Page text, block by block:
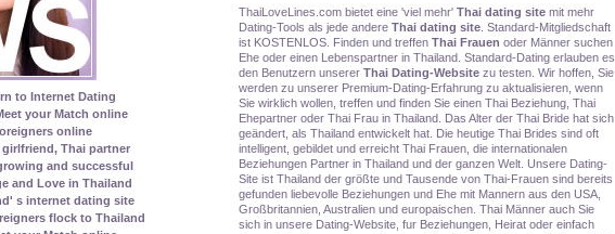
to Internet Dating
your Match online
online
Thai partner
and successful
and Love in Thailand
s internet dating site
flock to Thailand
ThaiLoveLines.com bietet eine 'viel mehr' Thai dating sitemit mehr
Dating-Tools als jede andere Thai dating site. Standard-Mitgliedschaft
ist KOSTENLOS. Finden und treffen Thai Frauen oder Männer suchen
Ehe oder einen Lebenspartner in Thailand. Standard-Dating erlauben es
den Benutzern unserer Thai Dating-Websitezu testen. Wir hoffen, Sie
werden zu unserer Premium-Dating-Erfahrung zu aktualisieren, wenn
Sie wirklich wollen, treffen und finden Sie einen Thai Beziehung, Thai
Ehepartner oder Thai Frau in Thailand. Das Alter der Thai Bride hat sich
geändert, als Thailand entwickelt hat. Die heutige Thai Brides sind oft
intelligent, gebildet und erreicht Thai Frauen, die internationalen
Beziehungen Partner in Thailand und der ganzen Welt. Unsere Dating-
Site ist Thailand der größte und Tausende von Thai-Frauen sind bereits
gefunden liebevolle Beziehungen und Ehe mit Mannern aus den USA,
Großbritannien, Australien und europaischen. Thai Männer auch Sie
sich in unsere Dating-Website, fur Beziehungen, Heirat oder einfach